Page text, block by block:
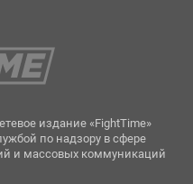
издание «FightTime»
по надзору в сфере
и массовых коммуникаций